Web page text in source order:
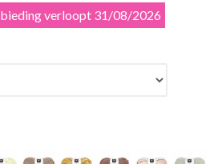
verloopt 31/08/2026